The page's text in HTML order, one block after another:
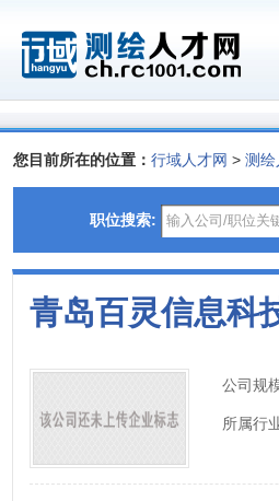
您目前所在的位置： 行域人才网 > 测绘
职位搜索:
青岛百灵信息科
公司规
所属行